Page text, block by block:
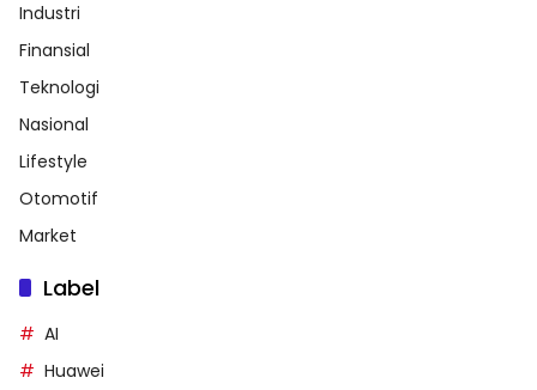
Industri
Finansial
Teknologi
Nasional
Lifestyle
Otomotif
Market
Label
AI
Huawei